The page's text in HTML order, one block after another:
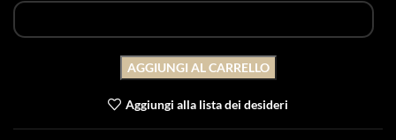
AGGIUNGI AL CARRELLO
Aggiungi alla lista dei desideri